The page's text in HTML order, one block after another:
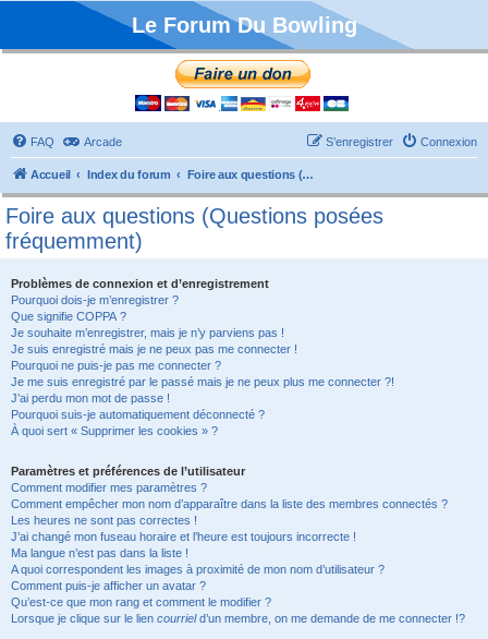
Le Forum Du Bowling
FAQ Arcade Connexion
S’enregistrer
Accueil Index du forum Foire aux questions (Questions posées fréquemment)
Foire aux questions (Questions posées
fréquemment)
Problèmes de connexion et d’enregistrement
Pourquoi dois-je m’enregistrer ?
Que signifie COPPA ?
Je souhaite m’enregistrer, mais je n’y parviens pas !
Je suis enregistré mais je ne peux pas me connecter !
Pourquoi ne puis-je pas me connecter ?
Je me suis enregistré par le passé mais je ne peux plus me connecter ?!
J’ai perdu mon mot de passe !
Pourquoi suis-je automatiquement déconnecté ?
À quoi sert « Supprimer les cookies » ?
Paramètres et préférences de l’utilisateur
Comment modifier mes paramètres ?
Comment empêcher mon nom d’apparaître dans la liste des membres connectés ?
Les heures ne sont pas correctes !
J’ai changé mon fuseau horaire et l’heure est toujours incorrecte !
Ma langue n’est pas dans la liste !
A quoi correspondent les images à proximité de mon nom d’utilisateur ?
Comment puis-je afficher un avatar ?
Qu’est-ce que mon rang et comment le modifier ?
Lorsque je clique sur le lien courrield’un membre, on me demande de me connecter !?